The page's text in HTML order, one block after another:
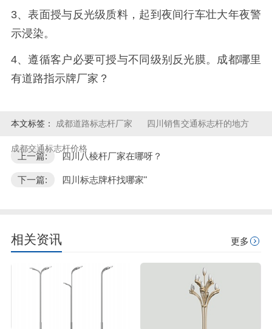
3、表面授与反光级质料，起到夜间行车壮大年夜警
示浸染。
4、遵循客户必要可授与不同级别反光膜。 成都哪里
有道路指示牌厂家？
本文标签： 成都道路标志杆厂家 四川销售交通标志杆的地方
成都交通标志杆价格
上一篇: 四川八棱杆厂家在哪呀？
下一篇: 四川标志牌杆找哪家"
相关资讯 更多